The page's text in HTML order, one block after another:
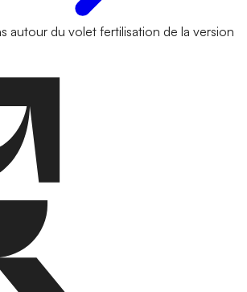
autour du volet fertilisation de la version